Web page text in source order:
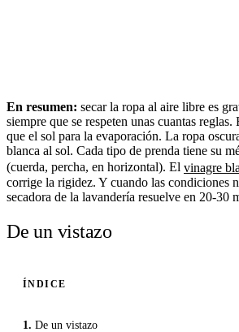
En resumen: secar la ropa al aire libre es
siempre que se respeten unas cuantas
que el sol para la evaporación. La ropa
blanca al sol. Cada tipo de prenda tiene su
(cuerda, percha, en horizontal). El vinagre
corrige la rigidez. Y cuando las condiciones
secadora de la lavandería resuelve en 20-30
De un vistazo
ÍNDICE
De un vistazo